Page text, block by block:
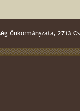
Önkormányzata, 2713